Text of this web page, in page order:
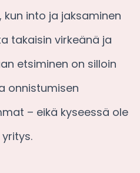
into ja jaksaminen
takaisin virkeänä ja
etsiminen on silloin
onnistumisen
– eikä kyseessä ole